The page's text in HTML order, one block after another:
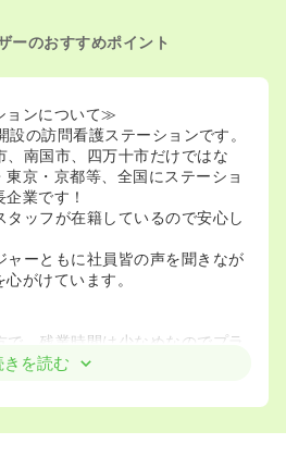
ーのおすすめポイント
ョンについて≫
の訪問看護ステーションです。
南国市、四万十市だけではな
東京・京都等、全国にステーショ
業です！
ッフが在籍しているので安心し
ーともに社員皆の声を聞きなが
がけています。
、残業時間は少なめなのでプラ
可能です！
きを読む